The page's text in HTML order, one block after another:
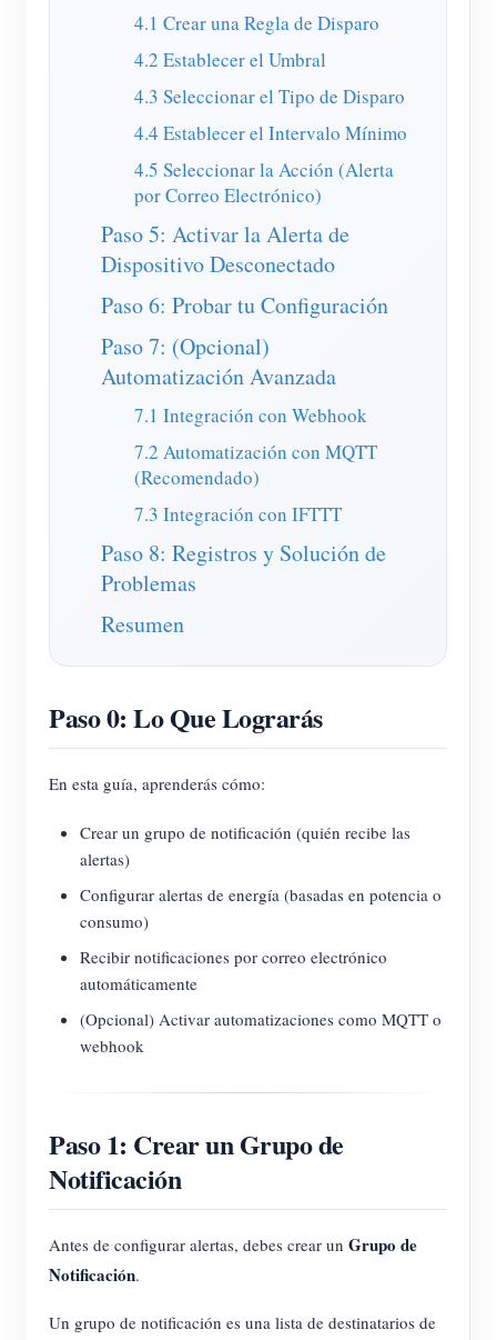
Blog
Foro
App Store
Explorar sitios
Ranking FV
Sobre nosotros
4.1 Crear una Regla de Disparo
4.2 Establecer el Umbral
4.3 Seleccionar el Tipo de Disparo
4.4 Establecer el Intervalo Mínimo
4.5 Seleccionar la Acción (Alerta
por Correo Electrónico)
Paso 5: Activar la Alerta de
Dispositivo Desconectado
Paso 6: Probar tu Configuración
Paso 7: (Opcional)
Automatización Avanzada
7.1 Integración con Webhook
7.2 Automatización con MQTT
(Recomendado)
7.3 Integración con IFTTT
Paso 8: Registros y Solución de
Problemas
Resumen
Paso 0: Lo Que Lograrás
En esta guía, aprenderás cómo:
Crear un grupo de notificación (quién recibe las
alertas)
Configurar alertas de energía (basadas en potencia o
consumo)
Recibir notificaciones por correo electrónico
automáticamente
(Opcional) Activar automatizaciones como MQTT o
webhook
Paso 1: Crear un Grupo de
Notificación
Antes de configurar alertas, debes crear un Grupo de
Notificación.
Un grupo de notificación es una lista de destinatarios de